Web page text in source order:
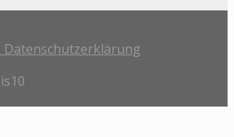
Datenschutzerklärung